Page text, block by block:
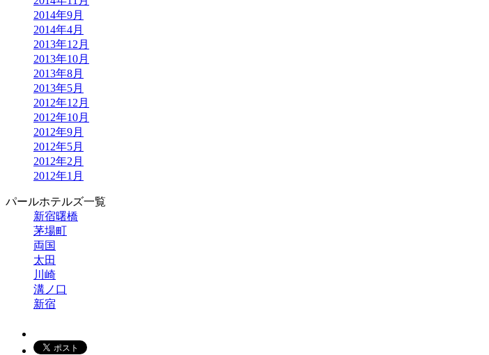
2014年9月
2014年4月
2013年12月
2013年10月
2013年8月
2013年5月
2012年12月
2012年10月
2012年9月
2012年5月
2012年2月
2012年1月
パールホテルズ一覧
新宿曙橋
茅場町
両国
太田
川崎
溝ノ口
新宿